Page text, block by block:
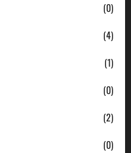
(0)
(4)
(1)
(0)
(2)
(0)